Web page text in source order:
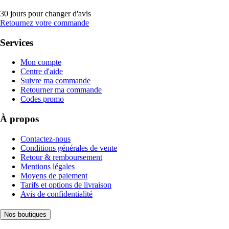
30 jours pour changer d'avis
Retournez votre commande
Services
Mon compte
Centre d'aide
Suivre ma commande
Retourner ma commande
Codes promo
À propos
Contactez-nous
Conditions générales de vente
Retour & remboursement
Mentions légales
Moyens de paiement
Tarifs et options de livraison
Avis de confidentialité
Nos boutiques